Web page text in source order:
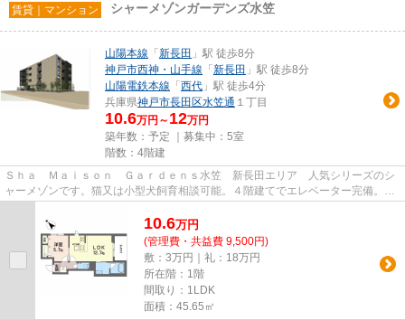
賃貸｜マンション シャーメゾンガーデンズ水笠
山陽本線 「 新長田 」駅 徒歩8分
神戸市西神・山手線 「 新長田 」駅 徒歩8分
山陽電鉄本線 「 西代 」駅 徒歩4分
兵庫県神戸市長田区水笠通 １丁目
10.6万円～ 12万円
築年数：予定 ｜募集中： 5室
階数：4階建
Ｓｈａ Ｍａｉｓｏｎ Ｇａｒｄｅｎｓ水笠 新長田エリア 人気シリーズのシ
ャーメゾンです。猫又は小型犬飼育相談可能。４階建てでエレベーター完備。イ
10.6万円
(管理費・共益費 9,500円)
敷：3万円｜礼：18万円
所在階：1階
間取り：1LDK
面積：45.65㎡